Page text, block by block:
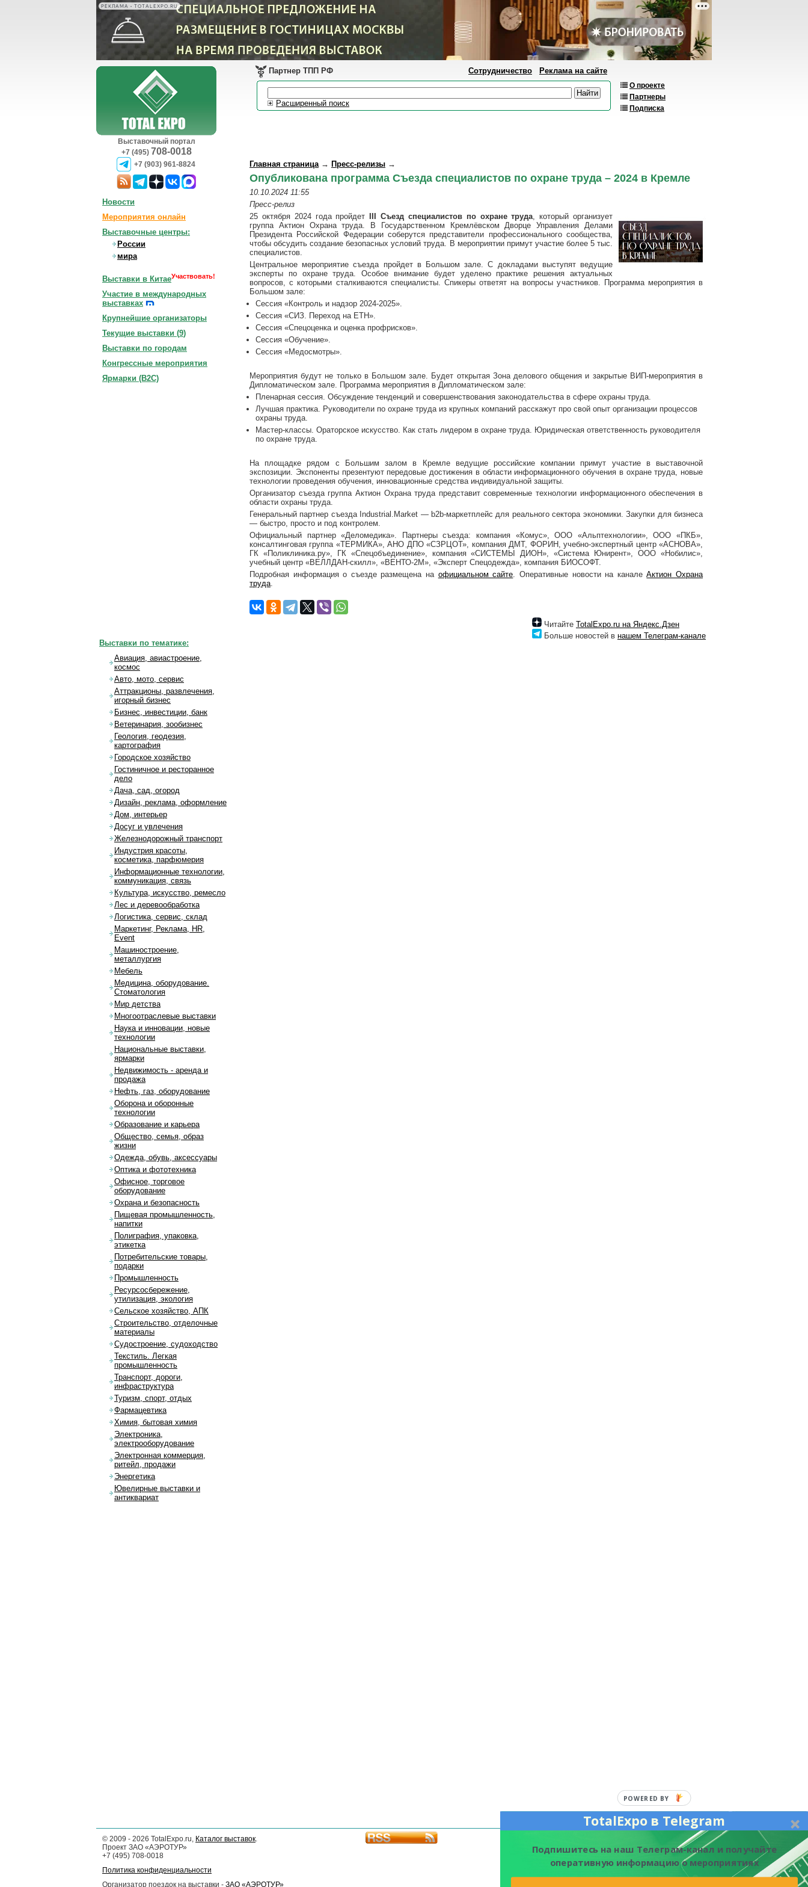
РЕКЛАМА • TOTALEXPO.RU
Выставочный портал
+7 (495) 708-0018
+7 (903) 961-8824
О проекте
Партнеры
Подписка
Партнер ТПП РФ Сотрудничество Реклама на сайте
Расширенный поиск
Главная страница→ Пресс-релизы →
Опубликована программа Съезда специалистов по охране труда – 2024 в Кремле
10.10.2024 11:55
Пресс-релиз
25 октября 2024 года пройдет
III Съезд специалистов по охране труда, который организует
группа Актион Охрана труда. В Государственном Кремлёвском Дворце Управления Делами
Президента Российской Федерации соберутся представители профессионального сообщества,
чтобы обсудить создание безопасных условий труда. В мероприятии примут участие более 5 тыс.
специалистов.
Центральное мероприятие съезда пройдет в Большом зале. С докладами выступят ведущие
эксперты по охране труда. Особое внимание будет уделено практике решения актуальных
вопросов, с которыми сталкиваются специалисты. Спикеры ответят на вопросы участников. Программа мероприятия в
Большом зале:
Сессия «Контроль и надзор 2024-2025».
Сессия «СИЗ. Переход на ЕТН».
Сессия «Спецоценка и оценка профрисков».
Сессия «Обучение».
Сессия «Медосмотры».
Мероприятия будут не только в Большом зале. Будет открытая Зона делового общения и закрытые ВИП-мероприятия в
Дипломатическом зале. Программа мероприятия в Дипломатическом зале:
Пленарная сессия. Обсуждение тенденций и совершенствования законодательства в сфере охраны труда.
Лучшая практика. Руководители по охране труда из крупных компаний расскажут про свой опыт организации процессов
охраны труда.
Мастер-классы. Ораторское искусство. Как стать лидером в охране труда. Юридическая ответственность руководителя
по охране труда.
На площадке рядом с Большим залом в Кремле ведущие российские компании примут участие в выставочной
экспозиции. Экспоненты презентуют передовые достижения в области информационного обучения в охране труда, новые
технологии проведения обучения, инновационные средства индивидуальной защиты.
Организатор съезда группа Актион Охрана труда представит современные технологии информационного обеспечения в
области охраны труда.
Генеральный партнер съезда Industrial.Market — b2b-маркетплейс для реального сектора экономики. Закупки для бизнеса
— быстро, просто и под контролем.
Официальный партнер «Деломедика». Партнеры съезда: компания «Комус», ООО «Альптехнологии», ООО «ПКБ»,
консалтинговая группа «ТЕРМИКА», АНО ДПО «СЗРЦОТ», компания ДМТ, ФОРИН, учебно-экспертный центр «АСНОВА»,
ГК «Поликлиника.ру», ГК «Спецобъединение», компания «СИСТЕМЫ ДИОН», «Система Юнирент», ООО «Нобилис»,
учебный центр «ВЕЛЛДАН-скилл», «ВЕНТО-2М», «Эксперт Спецодежда», компания БИОСОФТ.
Подробная информация о съезде размещена на официальном сайте. Оперативные новости на каналеАктион Охрана
труда.
Читайте TotalExpo.ru на Яндекс.Дзен
Больше новостей в нашем Телеграм-канале
Новости
Мероприятия онлайн
Выставочные центры:
России
мира
Выставки в КитаеУчаствовать!
Участие в международных
выставках
Крупнейшие организаторы
Текущие выставки (9)
Выставки по городам
Конгрессные мероприятия
Ярмарки (B2C)
Выставки по тематике:
Авиация, авиастроение,
космос
Авто, мото, сервис
Аттракционы, развлечения,
игорный бизнес
Бизнес, инвестиции, банк
Ветеринария, зообизнес
Геология, геодезия,
картография
Городское хозяйство
Гостиничное и ресторанное
дело
Дача, сад, огород
Дизайн, реклама, оформление
Дом, интерьер
Досуг и увлечения
Железнодорожный транспорт
Индустрия красоты,
косметика, парфюмерия
Информационные технологии,
коммуникация, связь
Культура, искусство, ремесло
Лес и деревообработка
Логистика, сервис, склад
Маркетинг, Реклама, HR,
Event
Машиностроение,
металлургия
Мебель
Медицина, оборудование.
Стоматология
Мир детства
Многоотраслевые выставки
Наука и инновации, новые
технологии
Национальные выставки,
ярмарки
Недвижимость - аренда и
продажа
Нефть, газ, оборудование
Оборона и оборонные
технологии
Образование и карьера
Общество, семья, образ
жизни
Одежда, обувь, аксессуары
Оптика и фототехника
Офисное, торговое
оборудование
Охрана и безопасность
Пищевая промышленность,
напитки
Полиграфия, упаковка,
этикетка
Потребительские товары,
подарки
Промышленность
Ресурсосбережение,
утилизация, экология
Сельское хозяйство, АПК
Строительство, отделочные
материалы
Судостроение, судоходство
Текстиль. Легкая
промышленность
Транспорт, дороги,
инфраструктура
Туризм, спорт, отдых
Фармацевтика
Химия, бытовая химия
Электроника,
электрооборудование
Электронная коммерция,
ритейл, продажи
Энергетика
Ювелирные выставки и
антиквариат
© 2009 - 2026 TotalExpo.ru, Каталог выставок.
Проект ЗАО «АЭРОТУР»
+7 (495) 708-0018
Политика конфиденциальности
Организатор поездок на выставки - ЗАО «АЭРОТУР»
TotalExpo в Telegram
Подпишитесь на наш Телеграм-канал и получайте
оперативную информацию о мероприятиях
POWERED BY